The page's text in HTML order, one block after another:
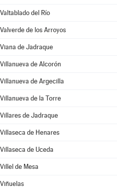
Valtablado del Río
Valverde de los Arroyos
Viana de Jadraque
Villanueva de Alcorón
Villanueva de Argecilla
Villanueva de la Torre
Villares de Jadraque
Villaseca de Henares
Villaseca de Uceda
Villel de Mesa
Viñuelas